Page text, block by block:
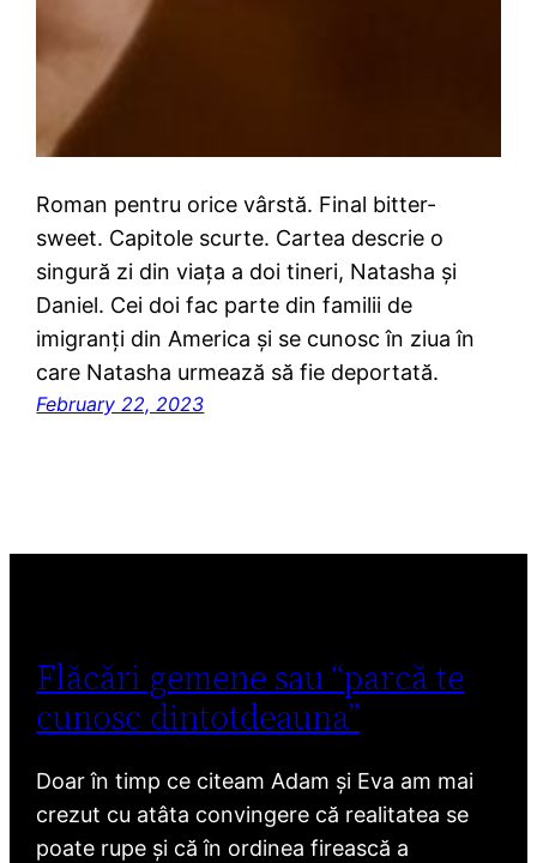
Roman pentru orice vârstă. Final bitter-
sweet. Capitole scurte. Cartea descrie o
singură zi din viața a doi tineri, Natasha și
Daniel. Cei doi fac parte din familii de
imigranți din America și se cunosc în ziua în
care Natasha urmează să fie deportată.
February 22, 2023
Flăcări gemene sau “parcă te
cunosc dintotdeauna”
Doar în timp ce citeam Adam și Eva am mai
crezut cu atâta convingere că realitatea se
poate rupe și că în ordinea firească a